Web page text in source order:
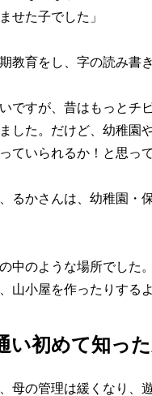
せた子でした」
教育をし、字の読み書
ですが、昔はもっと
した。だけど、幼稚園
ていられるか！と思っ
るかさんは、幼稚園・
中のような場所でした
山小屋を作ったりする
い初めて知った
母の管理は緩くなり、